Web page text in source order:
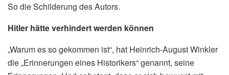
So die Schilderung des Autors.
Hitler hätte verhindert werden können
„Warum es so gekommen ist“, hat Heinrich-August Winkler
die „Erinnerungen eines Historikers“ genannt, seine